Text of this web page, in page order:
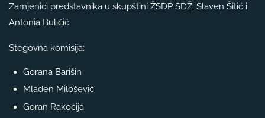
Zamjenici predstavnika u skupštini ŽSDP SDŽ: Slaven Šitić i
Antonia Buličić
Stegovna komisija:
Gorana Barišin
Mladen Milošević
Goran Rakocija